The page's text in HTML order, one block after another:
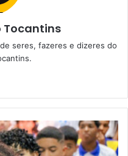
Tocantins
seres, fazeres e dizeres do